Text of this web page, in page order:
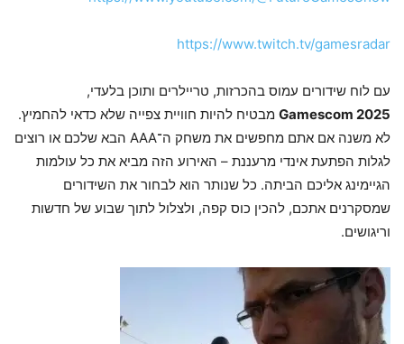
https://www.twitch.tv/gamesradar
עם לוח שידורים עמוס בהכרזות, טריילרים ותוכן בלעדי,
Gamescom 2025 מבטיח להיות חוויית צפייה שלא כדאי להחמיץ.
לא משנה אם אתם מחפשים את משחק ה־AAA הבא שלכם או רוצים
לגלות הפתעת אינדי מרעננת – האירוע הזה מביא את כל עולמות
הגיימינג אליכם הביתה. כל שנותר הוא לבחור את השידורים
שמסקרנים אתכם, להכין כוס קפה, ולצלול לתוך שבוע של חדשות
וריגושים.